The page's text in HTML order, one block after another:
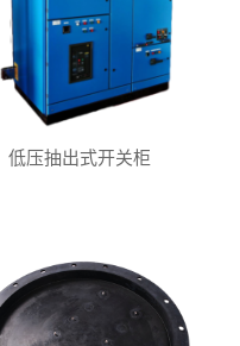
低压抽出式开关柜